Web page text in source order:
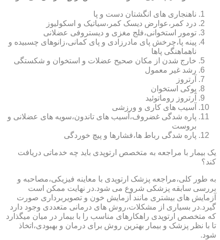
ناهنجاری های انگشتان دست و پا
درد کمر،عوارض دیسک کمر،سیاتیک و اسکولیوز
تومور استخوانی،فلج مغزی و دیستروفی عضلانی
پینه پا،چرخش پای مادرزادی و پای کمانی،زانوهای چسبیده و
ناهماهنگی پاها
خارج شدن از مکان صحیح عضلات و استخوان و شکستگی
رشد غیر معمول
آرتروز
پوکی استخوان
آرتروز روماتوئید
آسیب های کاری و ورزشی
پاره شدگی غضروف،آسیب های تاندون،سویه های عضلانی و
بروست
پاره شدگی رباط ها،فشارها و پیچ خوردگی
یک بیمار با مراجعه به متخصص ارتوپدی باید چه خدماتی دریافت
کند؟
به طور کلی،مراجعه پزشک ارتوپدی با معاینه فیزیکی،مصاحبه و
بررسی سابقه پزشکی شروع می شود.در نهایت ممکن است
آزمایش های بیشتری مانند آزمایش خون و تصویربرداری صورت
گیرد.در بسیاری از مشکلات،روش های درمانی متعددی وجود دارد
که متخصص ارتوپدی راهکارهای مناسب را با بیمار در میان میگذارد
تا با نظر پزشک و بیمار بهترین روش برای درمان و بهبودی،اتخاذ
شود.